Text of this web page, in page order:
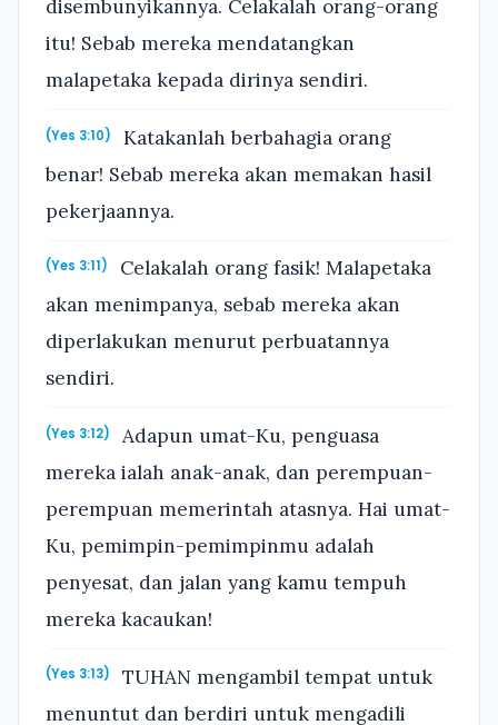
disembunyikannya. Celakalah orang-orang
itu! Sebab mereka mendatangkan
malapetaka kepada dirinya sendiri.
(Yes 3:10)
Katakanlah berbahagia orang
benar! Sebab mereka akan memakan hasil
pekerjaannya.
(Yes 3:11)
Celakalah orang fasik! Malapetaka
akan menimpanya, sebab mereka akan
diperlakukan menurut perbuatannya
sendiri.
(Yes 3:12)
Adapun umat-Ku, penguasa
mereka ialah anak-anak, dan perempuan-
perempuan memerintah atasnya. Hai umat-
Ku, pemimpin-pemimpinmu adalah
penyesat, dan jalan yang kamu tempuh
mereka kacaukan!
(Yes 3:13)
TUHAN mengambil tempat untuk
menuntut dan berdiri untuk mengadili